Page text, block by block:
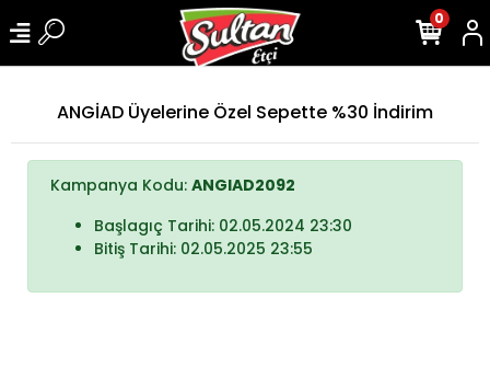
0
ANGİAD Üyelerine Özel Sepette %30 İndirim
Kampanya Kodu: ANGIAD2092
Başlagıç Tarihi: 02.05.2024 23:30
Bitiş Tarihi: 02.05.2025 23:55